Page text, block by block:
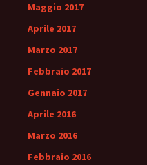
Maggio 2017
Aprile 2017
Marzo 2017
Febbraio 2017
Gennaio 2017
Aprile 2016
Marzo 2016
Febbraio 2016